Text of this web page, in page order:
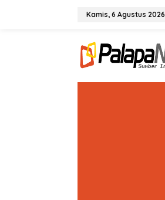
Kamis, 6 Agustus 2026